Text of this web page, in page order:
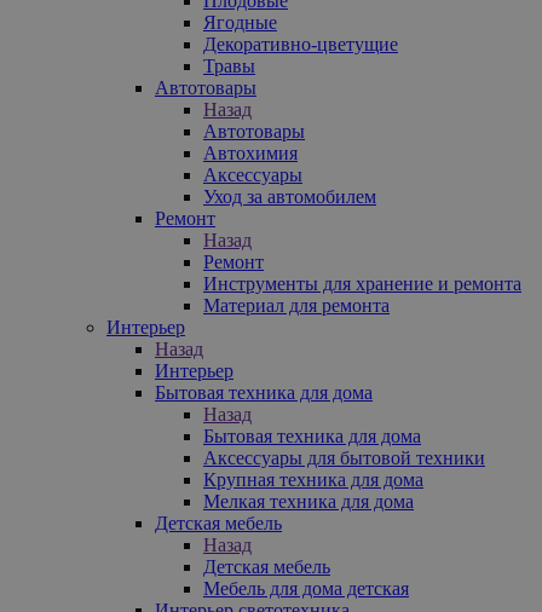
Ягодные
Декоративно-цветущие
Травы
Автотовары
Назад
Автотовары
Автохимия
Аксессуары
Уход за автомобилем
Ремонт
Назад
Ремонт
Инструменты для хранение и ремонта
Материал для ремонта
Интерьер
Назад
Интерьер
Бытовая техника для дома
Назад
Бытовая техника для дома
Аксессуары для бытовой техники
Крупная техника для дома
Мелкая техника для дома
Детская мебель
Назад
Детская мебель
Мебель для дома детская